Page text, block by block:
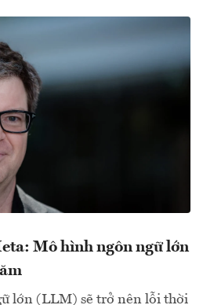
Mô hình ngôn ngữ lớn
lớn (LLM) sẽ trở nên lỗi thời